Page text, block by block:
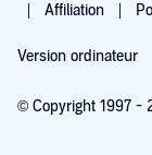
Affiliation
Version ordinateur
© Copyright 1997 -